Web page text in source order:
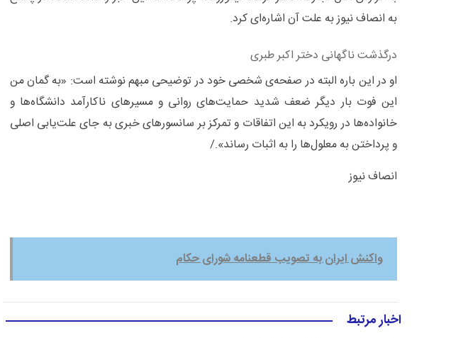
به انصاف نیوز به علت آن اشاره‌ای کرد.
درگذشت ناگهانی دختر اکبر طبری
او در این باره البته در صفحه‌ی شخصی خود در توضیحی مبهم نوشته است: «به گمان من
این فوت بار دیگر ضعف شدید حمایت‌های روانی و مسیرهای ناکارآمد دانشگاه‌ها و
خانواده‌ها در رویکرد به این اتفاقات و تمرکز بر سانسورهای خبری به جای علت‌یابی اصلی
و پرداختن به معلول‌ها را به اثبات رساند»./
انصاف نیوز
واکنش ایران به تصویب قطعنامه شورای حکام
اخبار مرتبط